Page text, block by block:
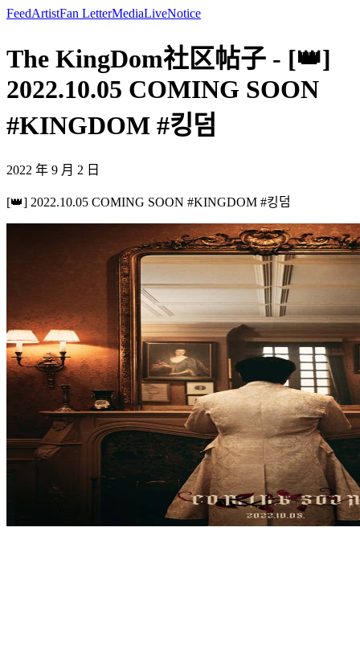
FeedArtistFan LetterMediaLiveNotice
The KingDom社区帖子 - [👑]
2022.10.05 COMING SOON
#KINGDOM #킹덤
2022 年 9 月 2 日
[👑] 2022.10.05 COMING SOON #KINGDOM #킹덤